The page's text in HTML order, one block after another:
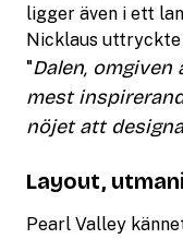
ligger även i ett
Nicklaus uttryckte
"Dalen, omgiven
mest
nöjet att
Layout,
Pearl Valley